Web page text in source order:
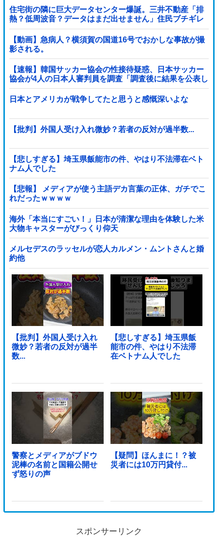
住宅街の隣に巨大データセンター爆誕。三井不動産「排
熱？低周波音？データはまだ出せません」住民ブチギレ
【動画】急病人？横須賀の国道16号でおかしな事故が撮
影される。
【速報】韓国サッカー協会の性接待疑惑、日本サッカー
協会が4人の日本人審判員を調査「調査後に結果を公表し
ます」
日本とアメリカが戦争してたと思うと感慨深いよな
【批判】外国人受け入れ微妙？若者の反対が過半数...
【悲しすぎる】埼玉県飯能市の件、やはり不法滞在ベト
ナム人でした
【悲報】 メディアが使う主語デカ言葉の正体、ガチでこ
れだったｗｗｗｗ
海外「本当にすごい！」日本が清潔な理由を体験した米
大物キャスターがびっくり仰天
メルセデスのラッセルが恋人カルメン・ムントさんと婚
約他
【批判】外国人受け入れ
微妙？若者の反対が過半
数...
【悲しすぎる】埼玉県飯
能市の件、やはり不法滞
在ベトナム人でした
警察とメディアがブドウ
泥棒の名前と国籍公開せ
ず怒りの声
【疑問】ほんまに！？被
災者には10万円貸付...
スポンサーリンク